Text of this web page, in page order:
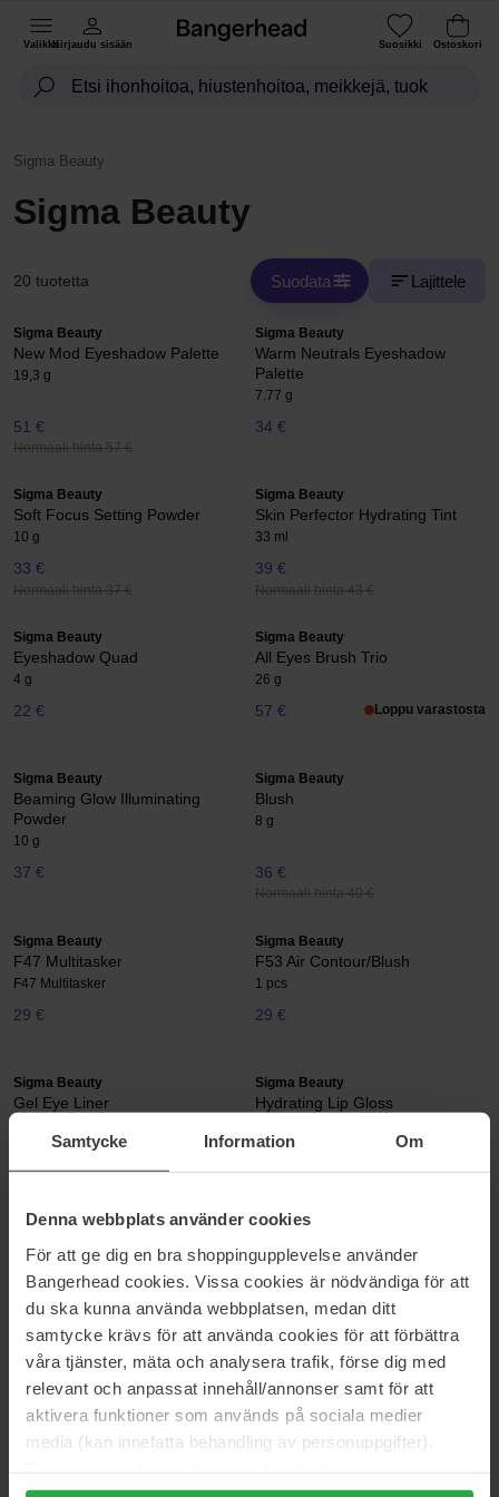
Samtycke Information Om
Denna webbplats använder cookies
För att ge dig en bra shoppingupplevelse använder
Bangerhead cookies. Vissa cookies är nödvändiga för att
du ska kunna använda webbplatsen, medan ditt
samtycke krävs för att använda cookies för att förbättra
våra tjänster, mäta och analysera trafik, förse dig med
relevant och anpassat innehåll/annonser samt för att
aktivera funktioner som används på sociala medier
media (kan innefatta behandling av personuppgifter).
ValikkoKirjaudu sisään Suosikki Ostoskori
Sigma Beauty
Sigma Beauty
20 tuotetta Suodata Lajittele
Sigma Beauty
New Mod Eyeshadow Palette
19,3 g
51 €
Normaali hinta 57 €
Sigma Beauty
Warm Neutrals Eyeshadow
Palette
7.77 g
34 €
Sigma Beauty
Soft Focus Setting Powder
10 g
33 €
Normaali hinta 37 €
Sigma Beauty
Skin Perfector Hydrating Tint
33 ml
39 €
Normaali hinta 43 €
Sigma Beauty
Eyeshadow Quad
4 g
22 €
Sigma Beauty
All Eyes Brush Trio
26 g
57 € Loppu varastosta
Sigma Beauty
Beaming Glow Illuminating
Powder
10 g
37 €
Sigma Beauty
Blush
8 g
36 €
Normaali hinta 40 €
Sigma Beauty
F47 Multitasker
F47 Multitasker
29 €
Sigma Beauty
F53 Air Contour/Blush
1 pcs
29 €
Sigma Beauty
Gel Eye Liner
Normaali hinta 23 €
Sigma Beauty
Hydrating Lip Gloss
Normaali hinta 21 €
Sigma Beauty
Hydro Melt Lip Mask
29 €
Sigma Beauty
Large Powder Brush - F30
1 pcs
34 €
Sigma Beauty
Lip Cream
5,1 g
23 €
Sigma Beauty
Matte Bronzer
8 g
40 €